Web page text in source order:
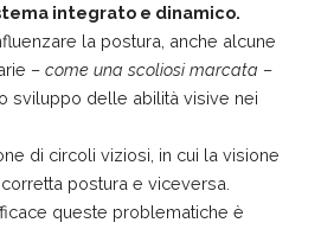
integrato e dinamico.
la postura, anche alcune
– come una scoliosi marcata –
sviluppo delle abilità visive nei
di circoli viziosi, in cui la visione
postura e viceversa.
queste problematiche è